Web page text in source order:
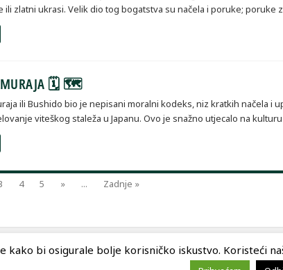
ili zlatni ukrasi. Velik dio tog bogatstva su načela i poruke; poruke
🗓 🗺
ili Bushido bio je nepisani moralni kodeks, niz kratkih načela i
viteškog staleža u Japanu. Ovo je snažno utjecalo na
4 5 » ... Zadnje »
kako bi osigurale bolje korisničko iskustvo. Koristeći